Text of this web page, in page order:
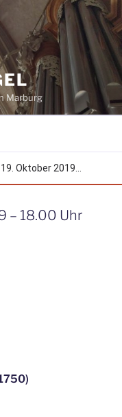
Marburg
Oktober 2019...
– 18.00 Uhr